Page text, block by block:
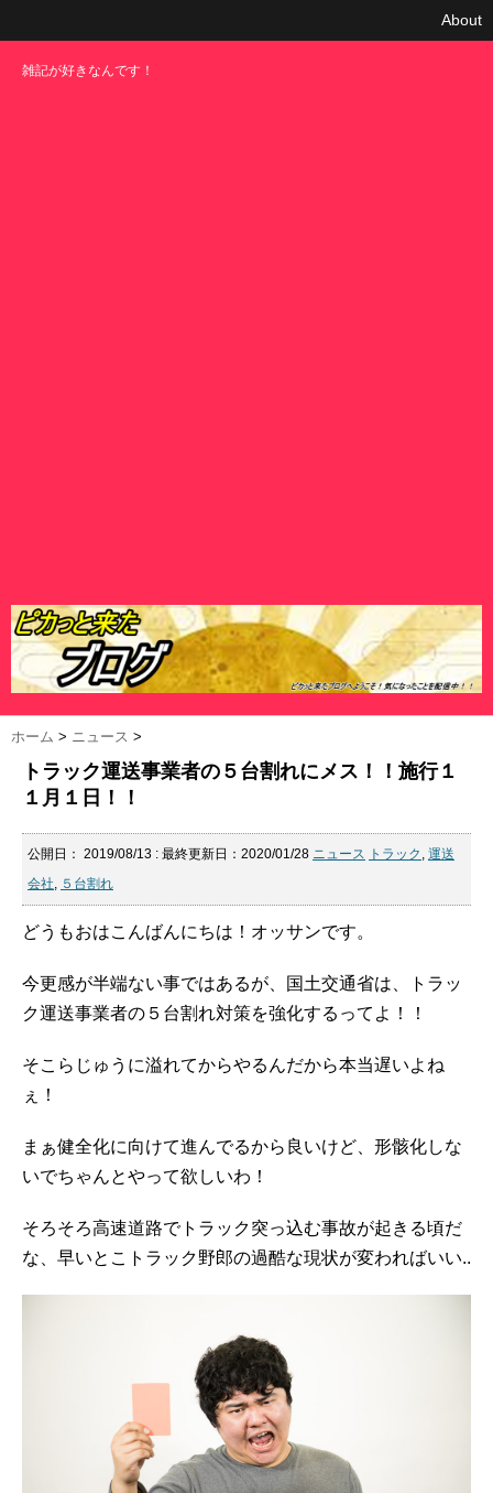
About
雑記が好きなんです！
ホーム > ニュース >
トラック運送事業者の５台割れにメス！！施行１
１月１日！！
公開日： 2019/08/13 : 最終更新日：2020/01/28 ニュース トラック , 運送
会社, ５台割れ
どうもおはこんばんにちは！オッサンです。
今更感が半端ない事ではあるが、国土交通省は、トラッ
ク運送事業者の５台割れ対策を強化するってよ！！
そこらじゅうに溢れてからやるんだから本当遅いよね
ぇ！
まぁ健全化に向けて進んでるから良いけど、形骸化しな
いでちゃんとやって欲しいわ！
そろそろ高速道路でトラック突っ込む事故が起きる頃だ
な、早いとこトラック野郎の過酷な現状が変わればいい..